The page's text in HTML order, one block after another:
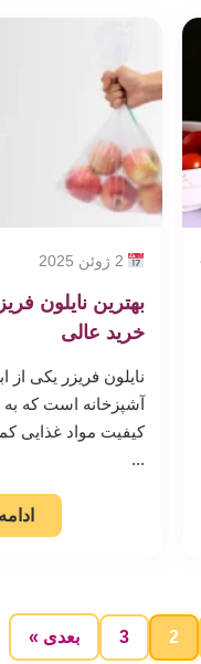
بهترین نایلون
خرید عالی
نایلون فریزر یکی از
آشپزخانه است که
کیفیت مواد غذایی
...
2
3 بعدی »